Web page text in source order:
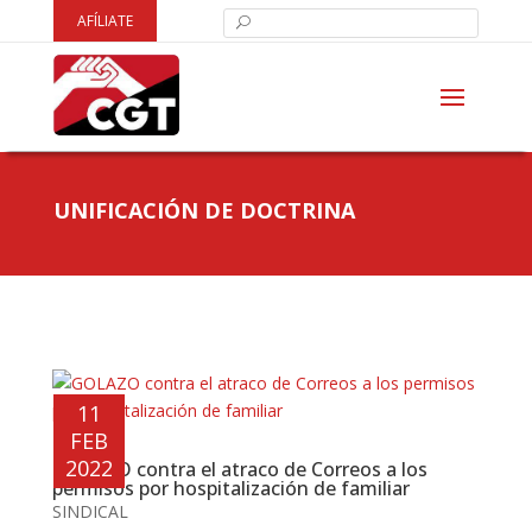
AFÍLIATE
UNIFICACIÓN DE DOCTRINA
GOLAZO contra el atraco de Correos a los
permisos por hospitalización de familiar
11
FEB
2022
SINDICAL